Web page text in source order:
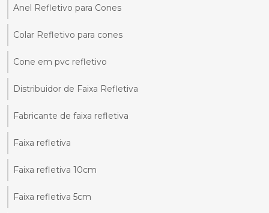
Anel Refletivo para Cones
Colar Refletivo para cones
Cone em pvc refletivo
Distribuidor de Faixa Refletiva
Fabricante de faixa refletiva
Faixa refletiva
Faixa refletiva 10cm
Faixa refletiva 5cm